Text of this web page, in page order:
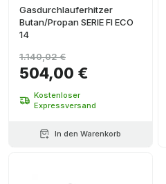
Gasdurchlauferhitzer
Butan/Propan SERIE FI ECO
14
504,00 €
1.140,02 €
Kostenloser
Expressversand
In den Warenkorb